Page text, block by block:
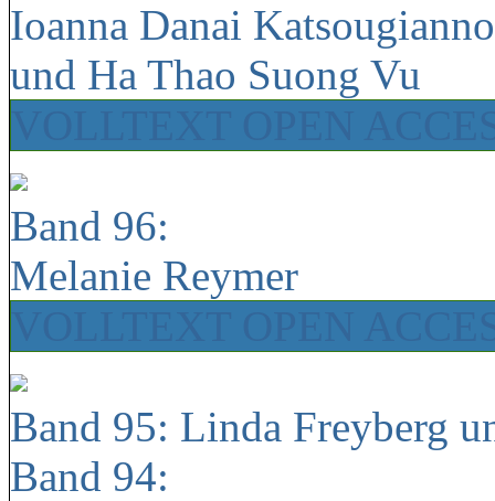
Ioanna Danai
und Ha Thao Suong Vu
Band 96:
Melanie Reymer
Band 95: Linda Freyberg
Band 94: